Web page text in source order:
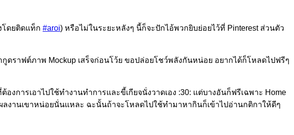
โดยติดแท็ก #aroi) หรือไม่ในระยะหลังๆ นี้ก็จะปักไอ้พวกยิบย่อยไว้ที่ Pinterest ส่วนตัว
ดราฟต์ภาพ Mockup เสร็จก่อนโว้ย ขอปล่อยโชว์พลังกันหน่อย อยากได้ก็โหลดไปฟรีๆ
ารเอาไปใช้ทำงานทำการและขี้เกียจนั่งวาดเอง :30: แต่บางอันก็ฟรีเฉพาะ Home
งานเขาหน่อยนั่นแหละ ฉะนั้นถ้าจะโหลดไปใช้ทำมาหากินก็เข้าไปอ่านกติกาให้ดีๆ